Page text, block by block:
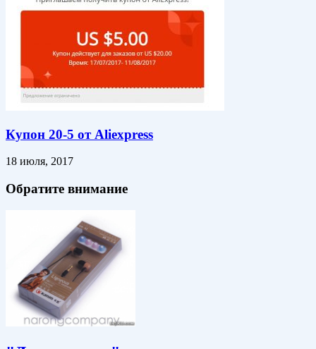
Купон 20-5 от Aliexpress
18 июля, 2017
Обратите внимание